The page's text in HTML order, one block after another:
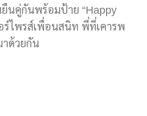
นคู่กันพร้อมป้าย “Happy
ร์ไพรส์เพื่อนสนิท พี่ที่เคารพ
าด้วยกัน